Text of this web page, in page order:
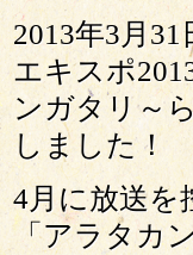
2013年3月
エキスポ
ンガタリ～
しました！
4月に放送を
「アラタカ